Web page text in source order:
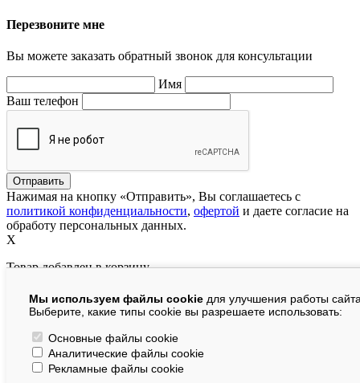
Мы используем файлы cookie для улучшения работы
Выберите, какие типы cookie вы разрешаете использовать:
Основные файлы cookie
Аналитические файлы cookie
Рекламные файлы cookie
Перезвоните мне
Вы можете заказать обратный звонок для консультации
Имя
Ваш телефон
Нажимая на кнопку «Отправить», Вы соглашаетесь с
политикой конфиденциальности, офертой и даете согласие на
обработу персональных данных.
X
Товар добавлен в корзину
В корзине:шт.
На сумму:руб.